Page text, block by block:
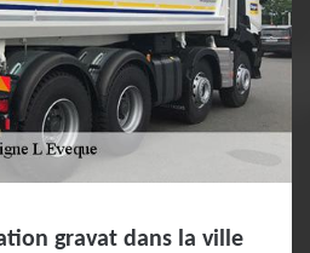
gravat dans la ville